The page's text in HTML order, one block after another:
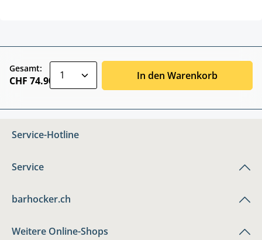
Gesamt:
CHF 74.90 In den Warenkorb
Service-Hotline
Service
barhocker.ch
Weitere Online-Shops